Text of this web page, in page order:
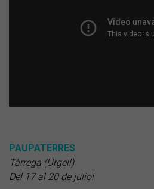
PAUPATERRES
Tàrrega (Urgell)
Del 17 al 20 de juliol